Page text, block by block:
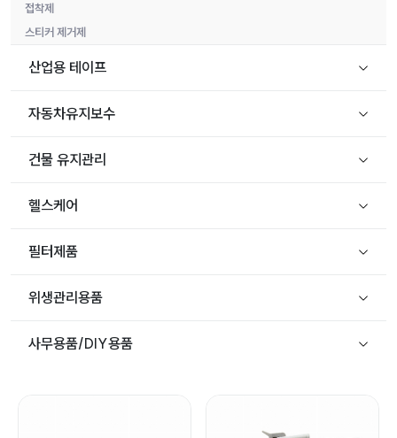
접착제
스티커 제거제
산업용 테이프
자동차유지보수
건물 유지관리
헬스케어
필터제품
위생관리용품
사무용품/DIY용품